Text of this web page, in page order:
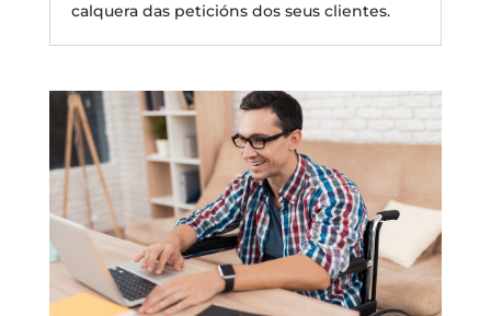
calquera das peticións dos seus clientes.